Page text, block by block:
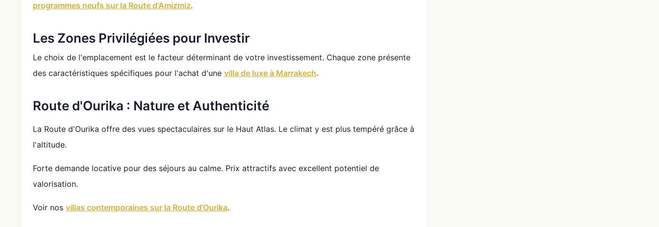
programmes neufs sur la Route d'Amizmiz.
Les Zones Privilégiées pour Investir
Le choix de l'emplacement est le facteur déterminant de votre investissement. Chaque zone présente
des caractéristiques spécifiques pour l'achat d'une villa de luxe à Marrakech.
Route d'Ourika : Nature et Authenticité
La Route d'Ourika offre des vues spectaculaires sur le Haut Atlas. Le climat y est plus tempéré grâce à
l'altitude.
Forte demande locative pour des séjours au calme. Prix attractifs avec excellent potentiel de
valorisation.
Voir nos villas contemporaines sur la Route d'Ourika.